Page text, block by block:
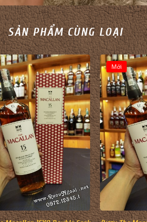
SẢN PHẨM CÙNG LOẠI
Mới